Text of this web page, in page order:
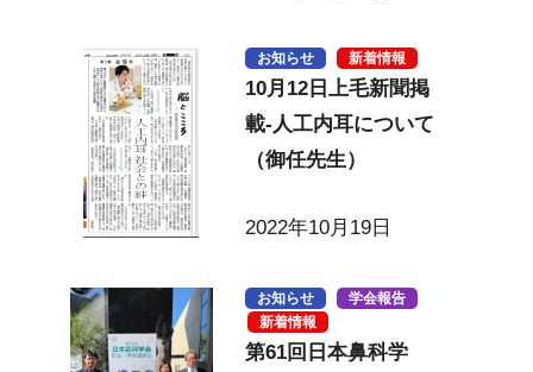
お知らせ 新着情報
10月12日上毛新聞掲
載-人工内耳について
（御任先生）
2022年10月19日
お知らせ
学会報告
新着情報
第61回日本鼻科学